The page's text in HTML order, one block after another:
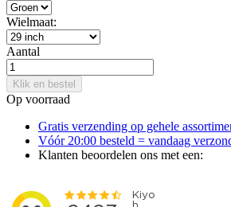
Wielmaat:
Aantal
Klik en bestel
Op voorraad
Gratis verzending op gehele
Vóór 20:00 besteld = vandaag
Klanten beoordelen ons met een: